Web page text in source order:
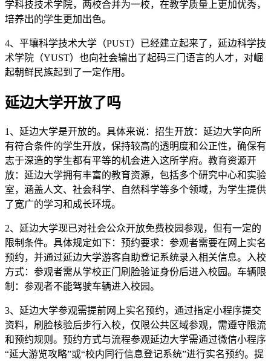
学科技技术学院，两校合并为一校，在教学质量上更加优秀，
培养出的学生更加出色。
4、平壤科学技术大学（PUST）已经建立起来了，延边科学技
术学院（YUST）也向社会输出了起码三门语言的人才，对崛
起朝鲜民族起到了一定作用。
延边大学开放了吗
1、延边大学是开放的。具体来说：招生开放：延边大学向所
有符合条件的学生开放，保持较高的透明度和公正性，确保有
志于深造的学生都有平等的机会进入这所学府。教育资源开
放：延边大学拥有丰富的教育资源，包括多个研究中心和实验
室，涵盖人文、社会科学、自然科学等多个领域，为学生提供
了宽广的学习和成长环境。
2、延边大学现已对社会公众开放免费校园参观，但有一定的
限制条件。具体规定如下：预约要求：参观者需要在网上实名
预约，并通过延边大学游客自助登记系统录入相关信息。入校
方式：参观者需从学校正门刷脸验证身份后进入校园。车辆限
制：参观者不能驾驶车辆进入校园。
3、延边大学参观需提前网上实名预约，通过指定小程序提交
资料，刷脸核验后步行入校，仅限公共区域参观，需遵守限流
和预约规则。预约方式与流程参观延边大学需通过微信小程序
“延大游览攻略”或“校内同行信息登记系统”进行实名预约。提